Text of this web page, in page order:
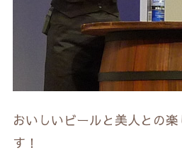
おいしいビールと美人との
す！